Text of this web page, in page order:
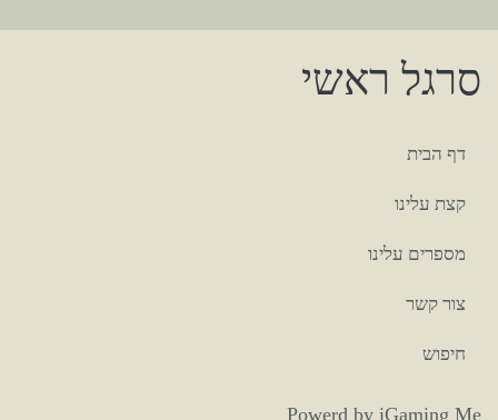
סרגל ראשי
דף הבית
קצת עלינו
מספרים עלינו
צור קשר
חיפוש
Powerd by iGaming Me